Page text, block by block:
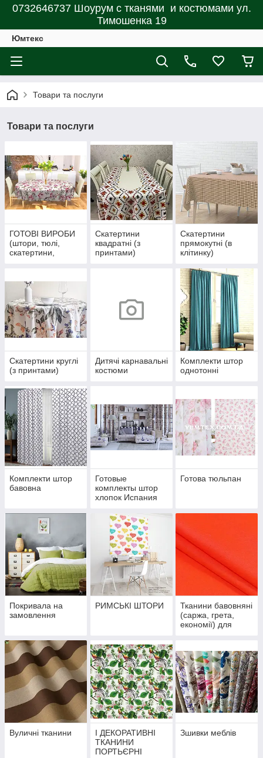
0732646737 Шоурум с тканями и костюмами ул.
Тимошенка 19
Юмтекс
Товари та послуги
Товари та послуги
ГОТОВІ ВИРОБИ
(штори, тюлі,
скатертини,
Скатертини
квадратні (з
принтами)
Скатертини
прямокутні (в
клітинку)
Скатертини круглі
(з принтами)
Дитячі карнавальні
костюми
Комплекти штор
однотонні
Комплекти штор
бавовна
Готовые
комплекты штор
хлопок Испания
Готова тюльпан
Покривала на
замовлення
РИМСЬКІ ШТОРИ
Тканини бавовняні
(саржа, грета,
економії) для
сумок, рюкзаків
Вуличні тканини
І ДЕКОРАТИВНІ
ТКАНИНИ
ПОРТЬЄРНІ
Зшивки меблів